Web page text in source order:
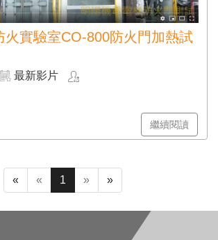
火實驗室CO-800防火門加熱試
最新影片
繼續閱讀
« « 1 » »